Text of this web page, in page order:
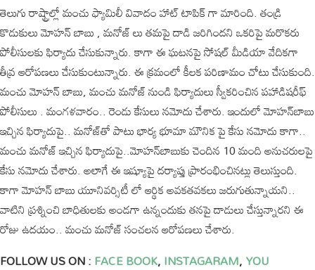
తెలుగు రాష్ట్రాల్లో మంచు ఫ్యామిలీ వివాదం హాట్ టాపిక్ గా మారింది. తండ్రి
కొడుకులు మోహన్ బాబు , మనోజ్ లు తమపై దాడి జరిగిందని ఒకరిపై మరొకరు
పోలీసులకు ఫిర్యాదు చేసుకున్నారు. కాగా ఈ ఘటనపై సోషల్ మీడియా వేదికగా
తీవ్ర ఆరోపణలు చేసుకుంటున్నారు. ఈ క్రమంలో కీలక పరిణామం చోటు చేసుకుంది.
మంచు మోహన్ బాబు, మంచు మనోజ్ నుండి ఫిర్యాదులు స్వీకరించిన పహాడిషరీఫ్‌
పోలీసులు . మంగళవారం.. రెండు కేసులు నమోదు చేశారు. ఇందులో మోహన్‌బాబు
ఇచ్చిన ఫిర్యాదుపై.. మనోజ్‌తో పాటు భార్య భూమా మౌనిక పై కేసు నమోదు కాగా..
మంచు మనోజ్‌ ఇచ్చిన ఫిర్యాదుపై..మోహన్‌బాబుకు చెందిన 10 మంది అనుచరులపై
కేసు నమోదు చేశారు. అలాగే ఈ ఇష్యూపై దర్యాప్తు ప్రారంభించినట్లు తెలుస్తుంది.
కాగా మోహన్ బాబు యూనివర్సిటీ లో ఆర్థిక అవకతవకలు జరుగుతున్నాయని..
వాటిని ప్రశ్నించి బాధితులకు అండగా ఉన్నందుకు తనపై దాడులు చేస్తున్నారని ఈ
రోజు ఉదయం.. మంచు మనోజ్ సంచలన ఆరోపణలు చేశారు.
FOLLOW US ON :FACE BOOK,INSTAGARAM,YOU